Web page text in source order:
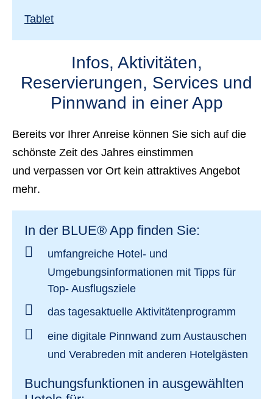
Tablet
Infos, Aktivitäten,
Reservierungen, Services und
Pinnwand in einer App
Bereits vor Ihrer Anreise können Sie sich auf die
schönste Zeit des Jahres einstimmen
und verpassen vor Ort kein attraktives Angebot
mehr.
In der BLUE® App finden Sie:
umfangreiche Hotel- und
Umgebungsinformationen mit Tipps für
Top- Ausflugsziele
das tagesaktuelle Aktivitätenprogramm
eine digitale Pinnwand zum Austauschen
und Verabreden mit anderen Hotelgästen
Buchungsfunktionen in ausgewählten